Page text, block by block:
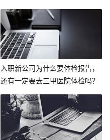
入职新公司为什么要体检报告，
还有一定要去三甲医院体检吗？